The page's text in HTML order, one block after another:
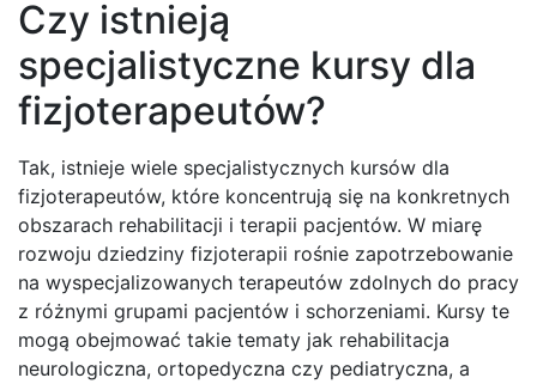
Czy istnieją
specjalistyczne kursy dla
fizjoterapeutów?
Tak, istnieje wiele specjalistycznych kursów dla
fizjoterapeutów, które koncentrują się na konkretnych
obszarach rehabilitacji i terapii pacjentów. W miarę
rozwoju dziedziny fizjoterapii rośnie zapotrzebowanie
na wyspecjalizowanych terapeutów zdolnych do pracy
z różnymi grupami pacjentów i schorzeniami. Kursy te
mogą obejmować takie tematy jak rehabilitacja
neurologiczna, ortopedyczna czy pediatryczna, a